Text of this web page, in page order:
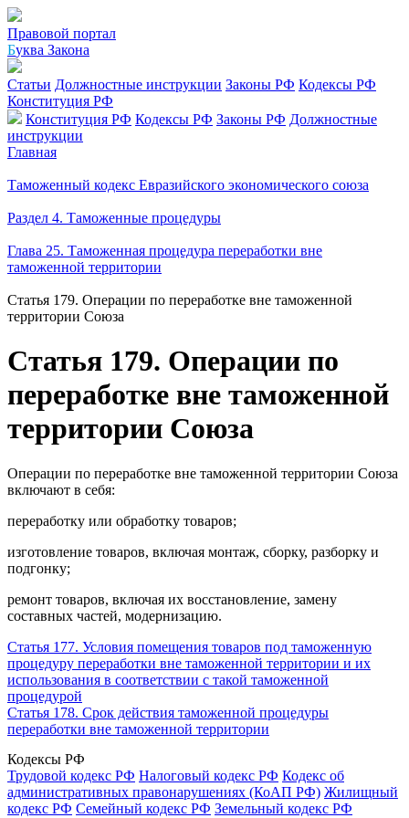
Правовой портал
Буква Закона
Статьи Должностные инструкции Законы РФ Кодексы РФ
Конституция РФ
Конституция РФ Кодексы РФ Законы РФ Должностные
инструкции
Главная
Таможенный кодекс Евразийского экономического союза
Раздел 4. Таможенные процедуры
Глава 25. Таможенная процедура переработки вне
таможенной территории
Статья 179. Операции по переработке вне таможенной
территории Союза
Статья 179. Операции по
переработке вне таможенной
территории Союза
Операции по переработке вне таможенной территории Союза
включают в себя:
переработку или обработку товаров;
изготовление товаров, включая монтаж, сборку, разборку и
подгонку;
ремонт товаров, включая их восстановление, замену
составных частей, модернизацию.
Статья 177. Условия помещения товаров под таможенную
процедуру переработки вне таможенной территории и их
использования в соответствии с такой таможенной
процедурой
Статья 178. Срок действия таможенной процедуры
переработки вне таможенной территории
Кодексы РФ
Трудовой кодекс РФ Налоговый кодекс РФ Кодекс об
административных правонарушениях (КоАП РФ) Жилищный
кодекс РФ Семейный кодекс РФ Земельный кодекс РФ